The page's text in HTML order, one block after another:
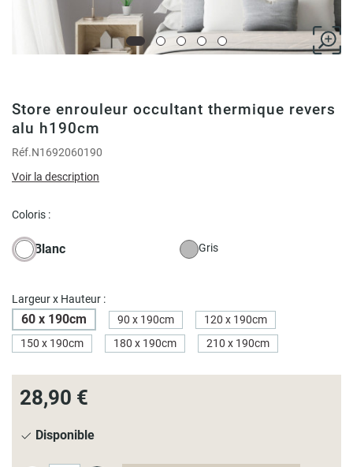
Store enrouleur occultant thermique revers
alu h190cm
Réf.N1692060190
Voir la description
Coloris :
Blanc Gris
Largeur x Hauteur :
60 x 190cm 90 x 190cm
120 x 190cm
150 x 190cm
180 x 190cm 210 x 190cm
28,90 €
Disponible